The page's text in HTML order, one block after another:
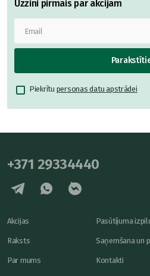
Uzzini pirmais par akcijām
Piekrītu personas datu apstrādei
+371 29334440
Akcijas
Raksts
Par mums
Pasūtījuma
Saņemšana un
Kontakti